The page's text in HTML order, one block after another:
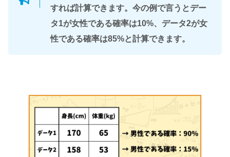
すれば計算できます。今の例で言うとデー
タ1が女性である確率は10%、データ2が女
性である確率は85%と計算できます。